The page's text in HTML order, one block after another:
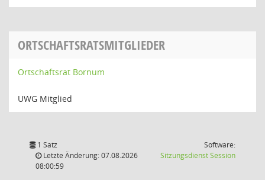
ORTSCHAFTSRATSMITGLIEDER
Ortschaftsrat Bornum
UWG Mitglied
1 Satz
Letzte Änderung: 07.08.2026
08:00:59
Software:
SitzungsdienstSession(Wird in